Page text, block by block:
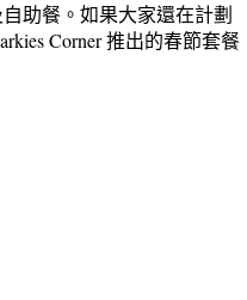
助餐。如果大家還在計劃
Corner 推出的春節套餐